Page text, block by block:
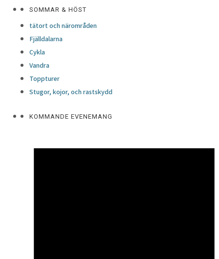
SOMMAR & HÖST
tätort och närområden
Fjälldalarna
Cykla
Vandra
Toppturer
Stugor, kojor, och rastskydd
KOMMANDE EVENEMANG